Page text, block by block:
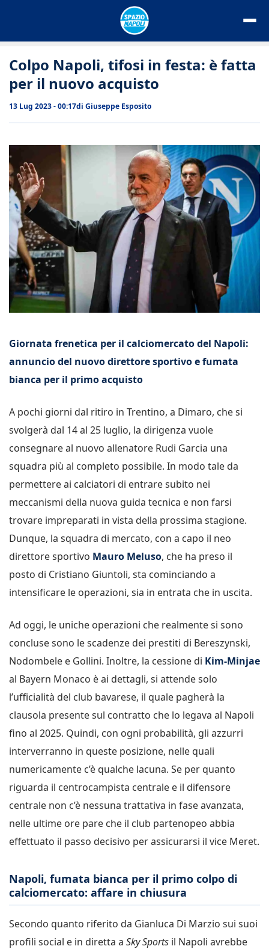
Colpo Napoli, tifosi in festa: è fatta
per il nuovo acquisto
13 Lug 2023 - 00:17di Giuseppe Esposito
Giornata frenetica per il calciomercato del Napoli:
annuncio del nuovo direttore sportivo e fumata
bianca per il primo acquisto
A pochi giorni dal ritiro in Trentino, a Dimaro, che si
svolgerà dal 14 al 25 luglio, la dirigenza vuole
consegnare al nuovo allenatore Rudi Garcia una
squadra più al completo possibile. In modo tale da
permettere ai calciatori di entrare subito nei
meccanismi della nuova guida tecnica e non farsi
trovare impreparati in vista della prossima stagione.
Dunque, la squadra di mercato, con a capo il neo
direttore sportivo Mauro Meluso, che ha preso il
posto di Cristiano Giuntoli, sta cominciando a
intensificare le operazioni, sia in entrata che in uscita.
Ad oggi, le uniche operazioni che realmente si sono
concluse sono le scadenze dei prestiti di Bereszynski,
Nodombele e Gollini. Inoltre, la cessione di Kim-Minjae
al Bayern Monaco è ai dettagli, si attende solo
l’ufficialità del club bavarese, il quale pagherà la
clausola presente sul contratto che lo legava al Napoli
fino al 2025. Quindi, con ogni probabilità, gli azzurri
interverranno in queste posizione, nelle quali
numericamente c’è qualche lacuna. Se per quanto
riguarda il centrocampista centrale e il difensore
centrale non c’è nessuna trattativa in fase avanzata,
nelle ultime ore pare che il club partenopeo abbia
effettuato il passo decisivo per assicurarsi il vice Meret.
Napoli, fumata bianca per il primo colpo di
calciomercato: affare in chiusura
Secondo quanto riferito da Gianluca Di Marzio sui suoi
profili social e in diretta a Sky Sports il Napoli avrebbe